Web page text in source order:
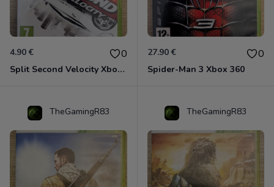
4.90 € 0
Split Second Velocity Xbox 360
27.90 € 0
Spider-Man 3 Xbox 360
TheGamingR83 TheGamingR83